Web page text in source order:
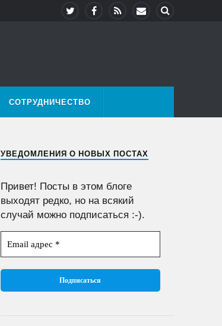
СОТРУДНИЧЕСТВО
УВЕДОМЛЕНИЯ О НОВЫХ ПОСТАХ
Привет! Посты в этом блоге
выходят редко, но на всякий
случай можно подписаться :-).